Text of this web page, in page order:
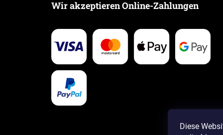
Diese
Wir akzeptieren Online-Zahlungen